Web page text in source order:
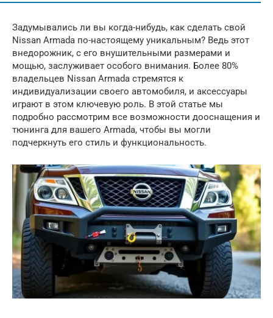
Задумывались ли вы когда-нибудь, как сделать свой
Nissan Armada по-настоящему уникальным? Ведь этот
внедорожник, с его внушительными размерами и
мощью, заслуживает особого внимания. Более 80%
владельцев Nissan Armada стремятся к
индивидуализации своего автомобиля, и аксессуары
играют в этом ключевую роль. В этой статье мы
подробно рассмотрим все возможности дооснащения и
тюнинга для вашего Armada, чтобы вы могли
подчеркнуть его стиль и функциональность.